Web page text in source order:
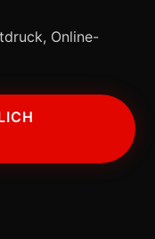
Online-